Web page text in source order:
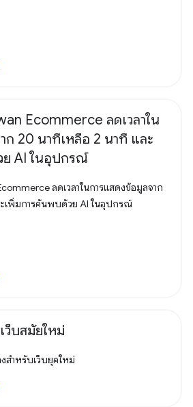
Ecommerce ลดเวลาใน
ก 20 นาทีเหลือ 2 นาที และ
ย AI ในอุปกรณ์
ลดเวลาในการแสดงข้อมูลจาก
เพิ่มการค้นพบด้วย AI ในอุปกรณ์
ว็บสมัยใหม่
สำหรับเว็บยุคใหม่